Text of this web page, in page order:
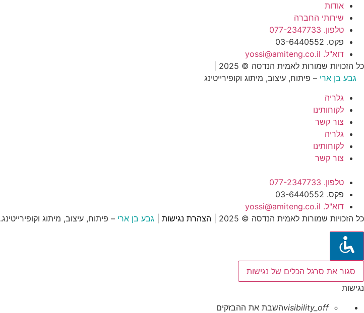
אודות
שירותי החברה
טלפון. 077-2347733
פקס. 03-6440552
דוא"ל. yossi@amiteng.co.il
כל הזכויות שמורות לאמית הנדסה © 2025 |
גבע בן ארי – פיתוח, עיצוב, מיתוג וקופירייטינג
גלריה
לקוחותינו
צור קשר
גלריה
לקוחותינו
צור קשר
טלפון. 077-2347733
פקס. 03-6440552
דוא"ל. yossi@amiteng.co.il
כל הזכויות שמורות לאמית הנדסה © 2025 |
הצהרת נגישות גבע בן ארי – פיתוח, עיצוב, מיתוג וקופירייטינג.
סגור את סרגל הכלים של נגישות
נגישות
visibility_offהשבת את ההבזקים